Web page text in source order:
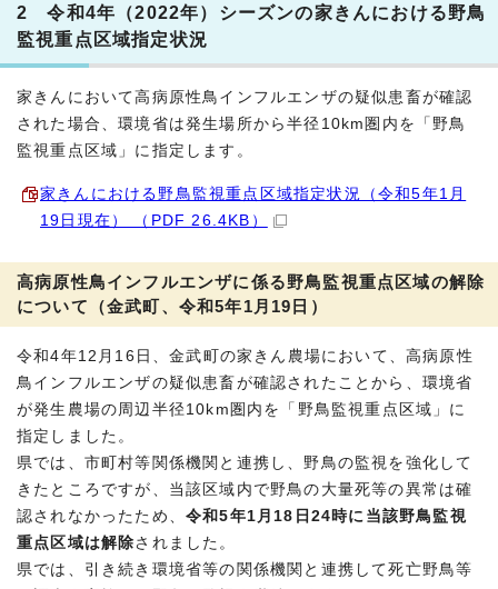
2 令和4年（2022年）シーズンの家きんにおける野鳥
監視重点区域指定状況
家きんにおいて高病原性鳥インフルエンザの疑似患畜が確認
された場合、環境省は発生場所から半径10km圏内を「野鳥
監視重点区域」に指定します。
家きんにおける野鳥監視重点区域指定状況（令和5年1月
19日現在） （PDF 26.4KB）
高病原性鳥インフルエンザに係る野鳥監視重点区域の解除
について（金武町、令和5年1月19日）
令和4年12月16日、金武町の家きん農場において、高病原性
鳥インフルエンザの疑似患畜が確認されたことから、環境省
が発生農場の周辺半径10km圏内を「野鳥監視重点区域」に
指定しました。
県では、市町村等関係機関と連携し、野鳥の監視を強化して
きたところですが、当該区域内で野鳥の大量死等の異常は確
認されなかったため、 令和5年1月18日24時に当該野鳥監視
重点区域は解除されました。
県では、引き続き環境省等の関係機関と連携して死亡野鳥等